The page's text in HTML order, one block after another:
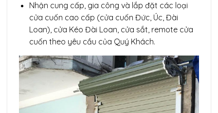
Nhận cung cấp, gia công và lắp đặt các loại
cửa cuốn cao cấp (cửa cuốn Đức, Úc, Đài
Loan), cửa Kéo Đài Loan, cửa sắt, remote cửa
cuốn theo yêu cầu của Quý Khách.